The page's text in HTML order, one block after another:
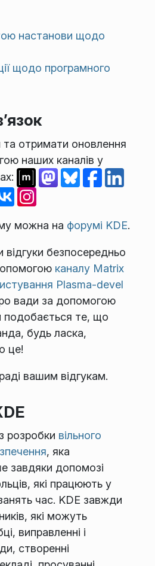
настанови щодо
щодо програмного
та отримати оновлення
наших каналів у
можна на форумі KDE.
безпосередньо
каналу Matrix
Plasma-devel
вади за допомогою
те, що
будь ласка,
це!
вашим відгукам.
розробки вільного
, яка
завдяки допомозі
які працюють у
час. KDE завжди
які можуть
виправленні і
створенні